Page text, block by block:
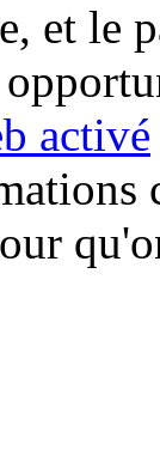
et le
activé